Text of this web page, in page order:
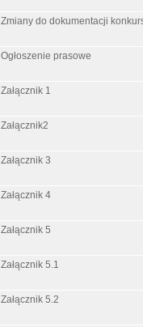
Zmiany do dokumentacji
Ogłoszenie prasowe
Załącznik 1
Załącznik2
Załącznik 3
Załącznik 4
Załącznik 5
Załącznik 5.1
Załącznik 5.2